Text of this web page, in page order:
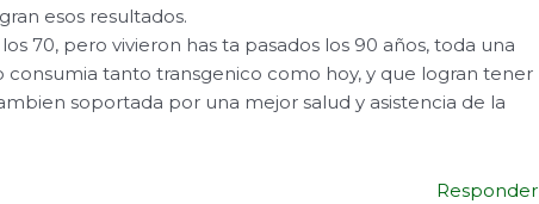
esos resultados.
70, pero vivieron has ta pasados los 90 años, toda una
consumia tanto transgenico como hoy, y que logran tener
soportada por una mejor salud y asistencia de la
Responder